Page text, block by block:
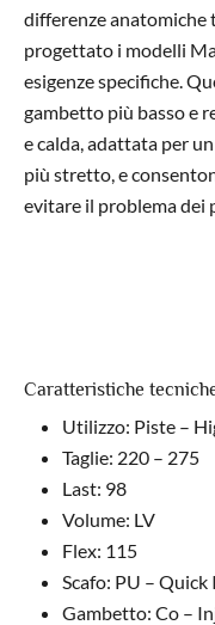
differenze anatomiche
progettato i modelli
esigenze specifiche.
gambetto più basso e
e calda, adattata per
più stretto, e
evitare il problema dei
Caratteristiche
Utilizzo: Piste –
Taglie: 220 – 275
Last: 98
Volume: LV
Flex: 115
Scafo: PU – Quick
Gambetto: Co –